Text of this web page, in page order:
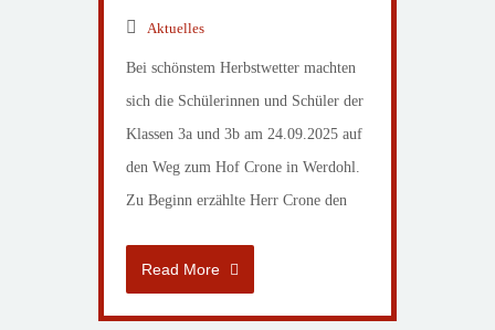
Aktuelles
Bei schönstem Herbstwetter machten
sich die Schülerinnen und Schüler der
Klassen 3a und 3b am 24.09.2025 auf
den Weg zum Hof Crone in Werdohl.
Zu Beginn erzählte Herr Crone den
Read More